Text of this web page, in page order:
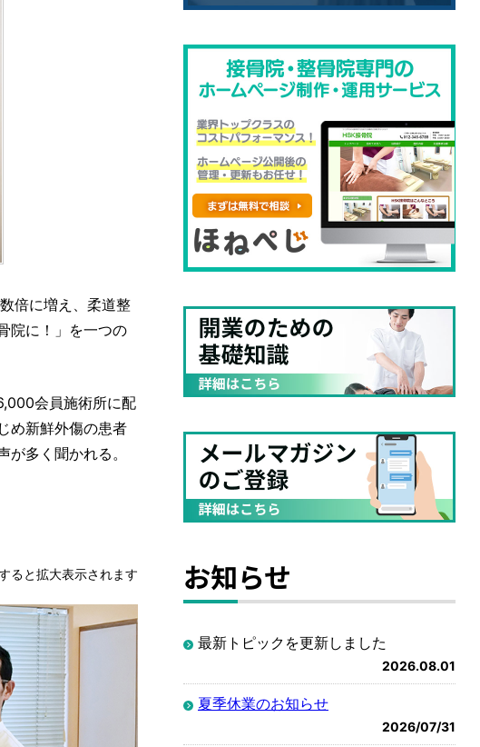
倍に増え、柔道整
院に！」を一つの
会員施術所に配
め新鮮外傷の患者
多く聞かれる。
ると拡大表示されます お知らせ
最新トピックを更新しました
2026.08.01
夏季休業のお知らせ
2026/07/31